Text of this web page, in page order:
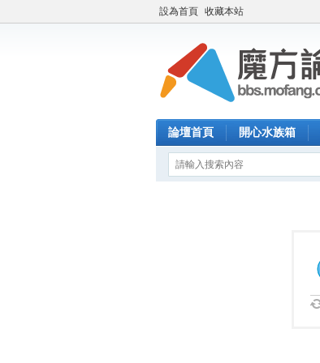
設為首頁 收藏本站
論壇首頁 開心水族箱